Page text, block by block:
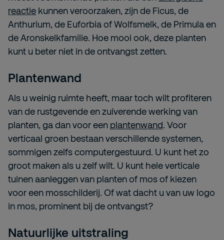
reactie kunnen veroorzaken, zijn de Ficus, de
Anthurium, de Euforbia of Wolfsmelk, de Primula en
de Aronskelkfamilie. Hoe mooi ook, deze planten
kunt u beter niet in de ontvangst zetten.
Plantenwand
Als u weinig ruimte heeft, maar toch wilt profiteren
van de rustgevende en zuiverende werking van
planten, ga dan voor een plantenwand. Voor
verticaal groen bestaan verschillende systemen,
sommigen zelfs computergestuurd. U kunt het zo
groot maken als u zelf wilt. U kunt hele verticale
tuinen aanleggen van planten of mos of kiezen
voor een mosschilderij. Of wat dacht u van uw logo
in mos, prominent bij de ontvangst?
Natuurlijke uitstraling